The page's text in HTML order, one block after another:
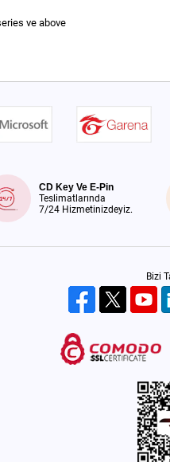
ve above
CD Key Ve E-Pin
Teslimatlarında
7/24 Hizmetinizdeyiz.
Bizi